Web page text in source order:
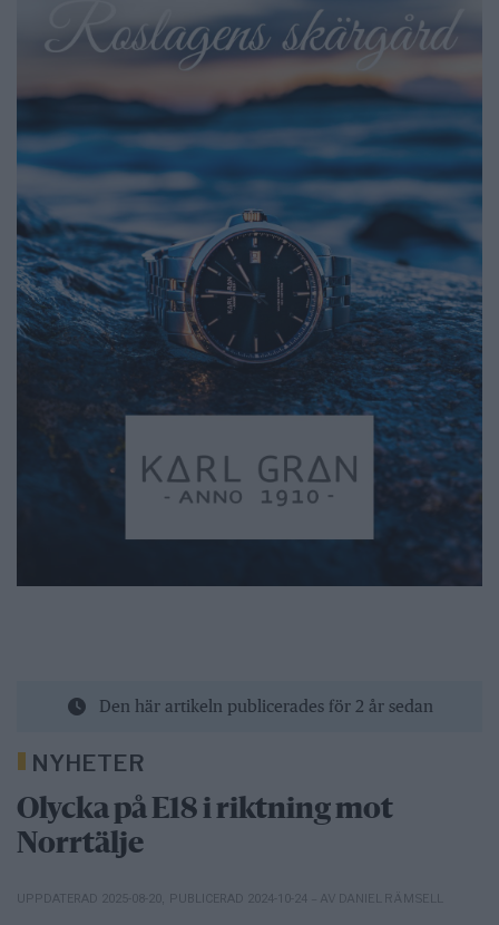
Den här artikeln publicerades för 2 år sedan
NYHETER
Olycka på E18 i riktning mot
Norrtälje
UPPDATERAD 2025-08-20 PUBLICERAD 2024-10-24 – AV DANIEL RÄMSELL